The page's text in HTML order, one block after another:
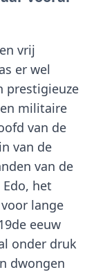
vrij
er wel
prestigieuze
militaire
van de
van de
van de
het
lange
eeuw
onder druk
dwongen